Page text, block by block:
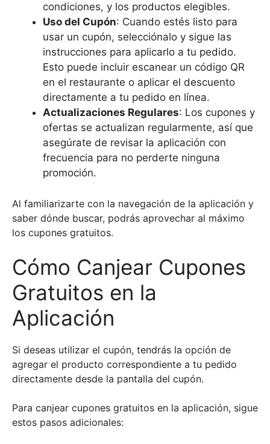
condiciones, y los productos elegibles.
Uso del Cupón: Cuando estés listo para
usar un cupón, selecciónalo y sigue las
instrucciones para aplicarlo a tu pedido.
Esto puede incluir escanear un código QR
en el restaurante o aplicar el descuento
directamente a tu pedido en línea.
Actualizaciones Regulares: Los cupones y
ofertas se actualizan regularmente, así que
asegúrate de revisar la aplicación con
frecuencia para no perderte ninguna
promoción.
Al familiarizarte con la navegación de la aplicación y
saber dónde buscar, podrás aprovechar al máximo
los cupones gratuitos.
Cómo Canjear Cupones
Gratuitos en la
Aplicación
Si deseas utilizar el cupón, tendrás la opción de
agregar el producto correspondiente a tu pedido
directamente desde la pantalla del cupón.
Para canjear cupones gratuitos en la aplicación, sigue
estos pasos adicionales: